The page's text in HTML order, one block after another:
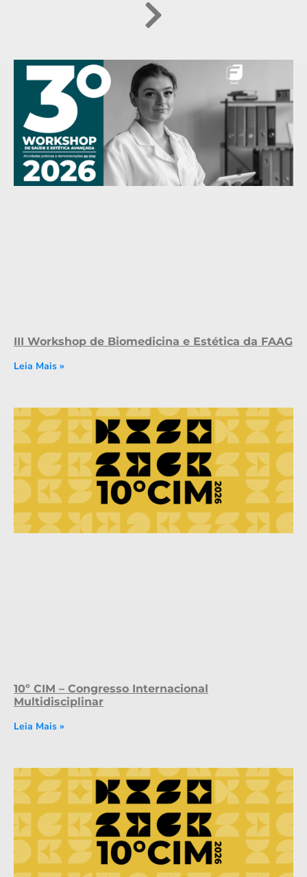
III Workshop de Biomedicina e Estética da FAAG
Leia Mais »
10º CIM – Congresso Internacional
Multidisciplinar
Leia Mais »